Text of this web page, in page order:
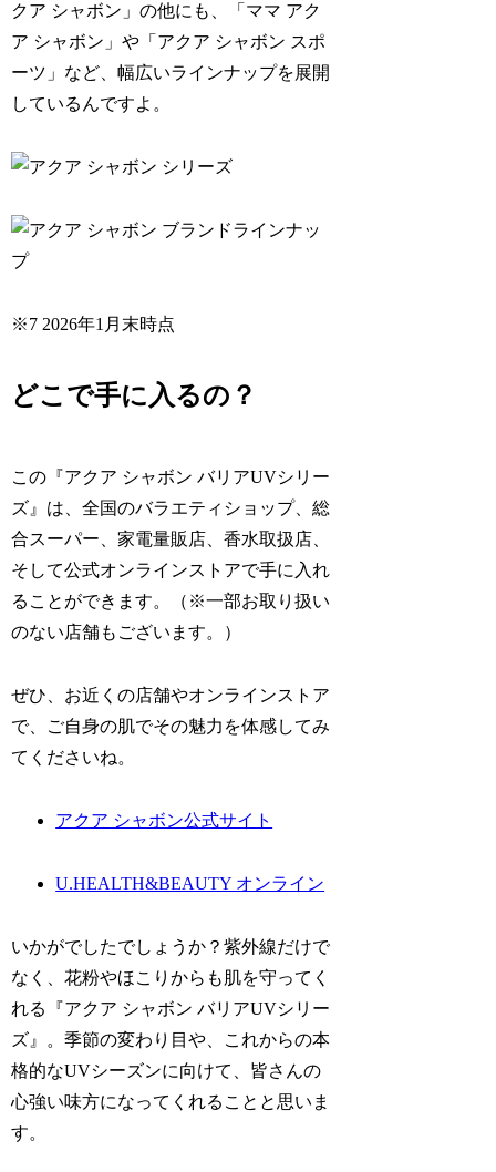
クア シャボン」の他にも、「ママ アク
ア シャボン」や「アクア シャボン スポ
ーツ」など、幅広いラインナップを展開
しているんですよ。
※7 2026年1月末時点
どこで手に入るの？
この『アクア シャボン バリアUVシリー
ズ』は、全国のバラエティショップ、総
合スーパー、家電量販店、香水取扱店、
そして公式オンラインストアで手に入れ
ることができます。（※一部お取り扱い
のない店舗もございます。）
ぜひ、お近くの店舗やオンラインストア
で、ご自身の肌でその魅力を体感してみ
てくださいね。
アクア シャボン公式サイト
U.HEALTH&BEAUTY オンライン
いかがでしたでしょうか？紫外線だけで
なく、花粉やほこりからも肌を守ってく
れる『アクア シャボン バリアUVシリー
ズ』。季節の変わり目や、これからの本
格的なUVシーズンに向けて、皆さんの
心強い味方になってくれることと思いま
す。